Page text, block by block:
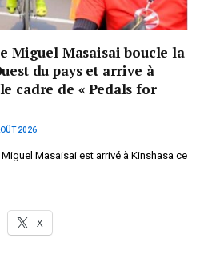
Miguel Masaisai boucle la
du pays et arrive à
cadre de « Pedals for
2026
Masaisai est arrivé à Kinshasa ce
X